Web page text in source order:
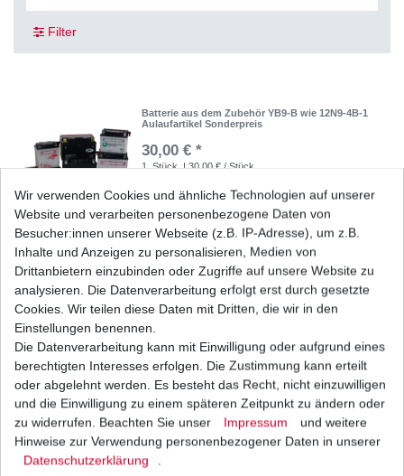
Filter
Batterie aus dem Zubehör YB9-B wie 12N9-4B-1
Aulaufartikel Sonderpreis
30,00 € *
1 Stück | 30,00 € / Stück
GEL Batterie YB9-B
UVP 52,50 € 48,50 € *
1 Stück
zzgl. Versandkosten
Zündkerze NGK CR8EH-9 CR 8 EH-9 CR8EH9
UVP 18,12 €
Wir verwenden Cookies und ähnliche Technologien auf unserer
Website und verarbeiten personenbezogene Daten von
Besucher:innen unserer Webseite (z.B. IP-Adresse), um z.B.
Inhalte und Anzeigen zu personalisieren, Medien von
Drittanbietern einzubinden oder Zugriffe auf unsere Website zu
analysieren. Die Datenverarbeitung erfolgt erst durch gesetzte
Cookies. Wir teilen diese Daten mit Dritten, die wir in den
Einstellungen benennen.
Die Datenverarbeitung kann mit Einwilligung oder aufgrund eines
berechtigten Interesses erfolgen. Die Zustimmung kann erteilt
oder abgelehnt werden. Es besteht das Recht, nicht einzuwilligen
und die Einwilligung zu einem späteren Zeitpunkt zu ändern oder
zu widerrufen. Beachten Sie unser
Impressum
und weitere
Hinweise zur Verwendung personenbezogener Daten in unserer
Daten­schutz­erklärung
.